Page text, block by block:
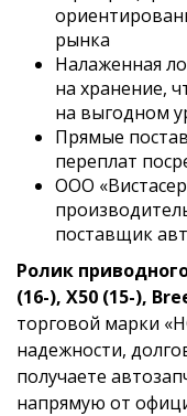
рынка
Налаженная
на хранение,
на выгодном
Прямые
переплат
ООО
поставщик
Ролик
(16-), X50 (15-),
торговой марки
надежности,
получаете
напрямую от